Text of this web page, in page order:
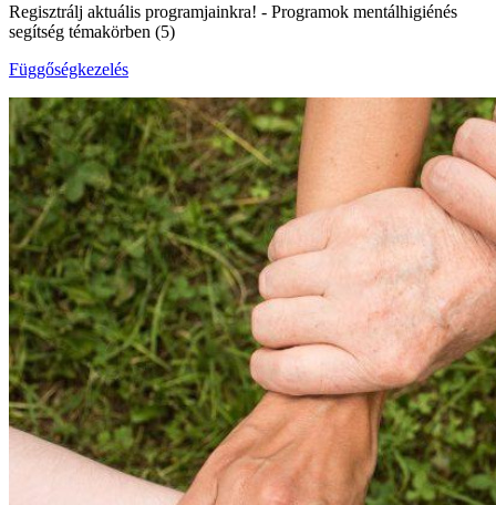
Regisztrálj aktuális programjainkra! - Programok mentálhigiénés
segítség témakörben (5)
Függőségkezelés